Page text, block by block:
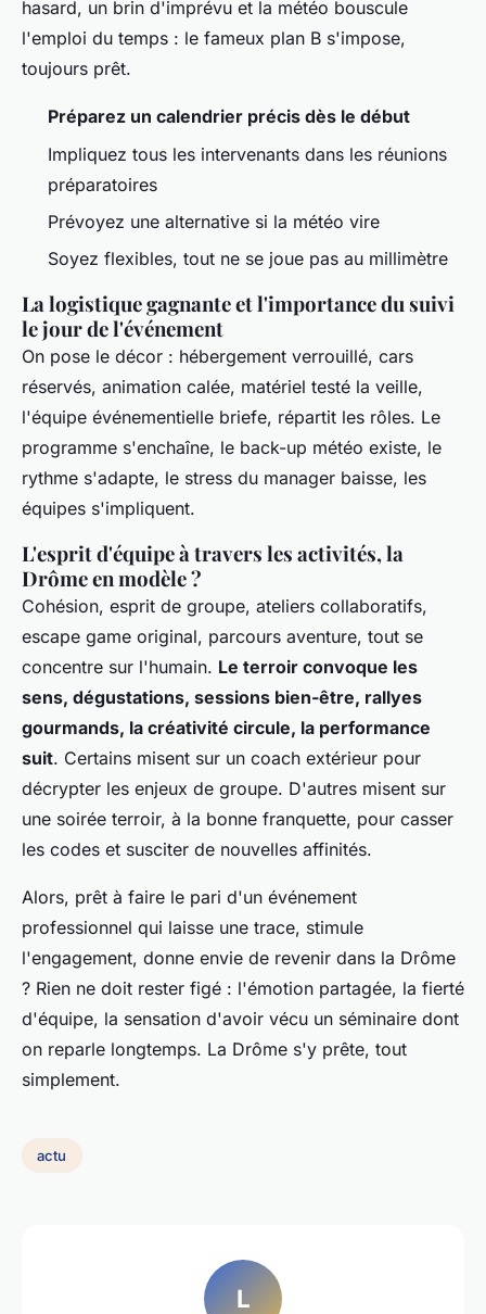
hasard, un brin d'imprévu et la météo bouscule
l'emploi du temps : le fameux plan B s'impose,
toujours prêt.
Préparez un calendrier précis dès le début
Impliquez tous les intervenants dans les réunions
préparatoires
Prévoyez une alternative si la météo vire
Soyez flexibles, tout ne se joue pas au millimètre
La logistique gagnante et l'importance du suivi
le jour de l'événement
On pose le décor : hébergement verrouillé, cars
réservés, animation calée, matériel testé la veille,
l'équipe événementielle briefe, répartit les rôles. Le
programme s'enchaîne, le back-up météo existe, le
rythme s'adapte, le stress du manager baisse, les
équipes s'impliquent.
L'esprit d'équipe à travers les activités, la
Drôme en modèle ?
Cohésion, esprit de groupe, ateliers collaboratifs,
escape game original, parcours aventure, tout se
concentre sur l'humain. Le terroir convoque les
sens, dégustations, sessions bien-être, rallyes
gourmands, la créativité circule, la performance
suit. Certains misent sur un coach extérieur pour
décrypter les enjeux de groupe. D'autres misent sur
une soirée terroir, à la bonne franquette, pour casser
les codes et susciter de nouvelles affinités.
Alors, prêt à faire le pari d'un événement
professionnel qui laisse une trace, stimule
l'engagement, donne envie de revenir dans la Drôme
? Rien ne doit rester figé : l'émotion partagée, la fierté
d'équipe, la sensation d'avoir vécu un séminaire dont
on reparle longtemps. La Drôme s'y prête, tout
simplement.
actu
L